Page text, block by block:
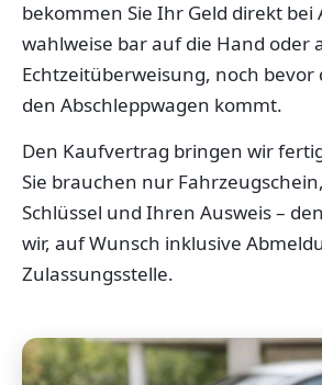
bekommen Sie Ihr Geld direkt bei
wahlweise bar auf die Hand oder
Echtzeitüberweisung, noch bevor
den Abschleppwagen kommt.
Den Kaufvertrag bringen wir
Sie brauchen nur
Schlüssel und Ihren Ausweis –
wir, auf Wunsch inklusive
Zulassungsstelle.